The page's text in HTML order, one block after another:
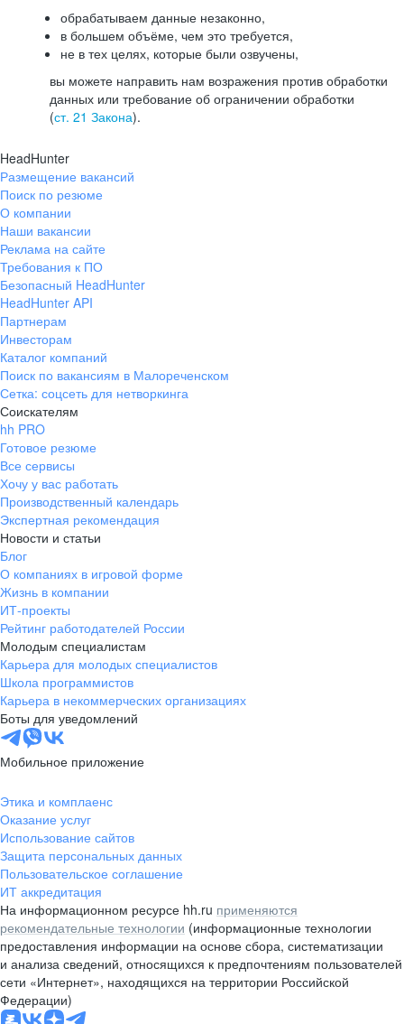
обрабатываем данные незаконно,
в большем объёме, чем это требуется,
не в тех целях, которые были озвучены,
вы можете направить нам возражения против обработки
данных или требование об ограничении обработки
(ст. 21 Закона).
HeadHunter
Размещение вакансий
Поиск по резюме
О компании
Наши вакансии
Реклама на сайте
Требования к ПО
Безопасный HeadHunter
HeadHunter API
Партнерам
Инвесторам
Каталог компаний
Поиск по вакансиям в Малореченском
Сетка: соцсеть для нетворкинга
Соискателям
hh PRO
Готовое резюме
Все сервисы
Хочу у вас работать
Производственный календарь
Экспертная рекомендация
Новости и статьи
Блог
О компаниях в игровой форме
Жизнь в компании
ИТ-проекты
Рейтинг работодателей России
Молодым специалистам
Карьера для молодых специалистов
Школа программистов
Карьера в некоммерческих организациях
Боты для уведомлений
Мобильное приложение
Этика и комплаенс
Оказание услуг
Использование сайтов
Защита персональных данных
Пользовательское соглашение
ИТ аккредитация
На информационном ресурсе hh.ru применяются
рекомендательные технологии (информационные технологии
предоставления информации на основе сбора, систематизации
и анализа сведений, относящихся к предпочтениям пользователей
сети «Интернет», находящихся на территории Российской
Федерации)